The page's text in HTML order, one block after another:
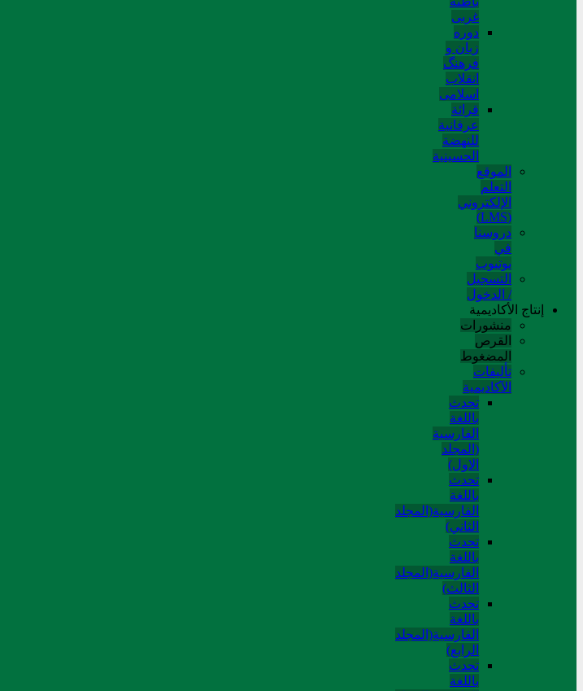
غربی
دوره
زبان و
فرهنگ
انقلاب
اسلامی
قرائة
عرفانیة
للنهضة
الحسینیة
الموقع
التعلم
الإلکتروني
(LMS)
دروسنا
في
يوتيوب
التسجيل
/ الدخول
إنتاج الأكاديمية
منشورات
القرص
المضغوط
تألیفات
الآکادیمیة
تحدث
باللغة
الفارسية
(المجلد
الاول)
تحدث
باللغة
الفارسية(المجلد
الثاني)
تحدث
باللغة
الفارسية(المجلد
الثالث)
تحدث
باللغة
الفارسية(المجلد
الرابع)
تحدث
باللغة